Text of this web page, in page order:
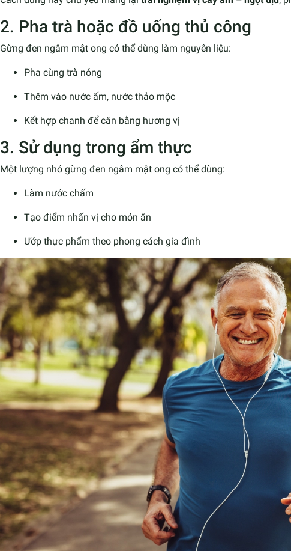
2. Pha trà hoặc đồ uống thủ công
Gừng đen ngâm mật ong có thể dùng làm nguyên liệu:
Pha cùng trà nóng
Thêm vào nước ấm, nước thảo mộc
Kết hợp chanh để cân bằng hương vị
3. Sử dụng trong ẩm thực
Một lượng nhỏ gừng đen ngâm mật ong có thể dùng:
Làm nước chấm
Tạo điểm nhấn vị cho món ăn
Ướp thực phẩm theo phong cách gia đình